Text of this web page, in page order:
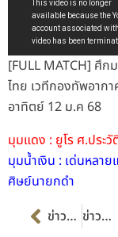
[FULL MATCH] ศึก
ไทย เวทีกองทัพอาก
อาทิตย์ 12 ม.ค 68
มุมแดง : ยูโร ศ.ประวั
มุมน้ำเงิน : เด่นหลาย
ศิษย์นายกดำ
Prevข่าวก่อนหน้า ข่าวต่อไป